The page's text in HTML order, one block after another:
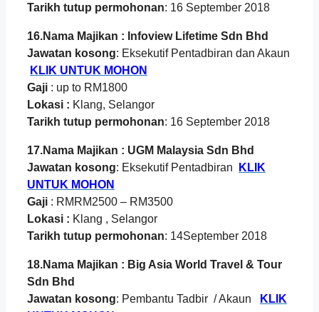
Tarikh tutup permohonan: 16 September 2018
16.Nama Majikan : Infoview Lifetime Sdn Bhd
Jawatan kosong: Eksekutif Pentadbiran dan Akaun
KLIK UNTUK MOHON
Gaji : up to RM1800
Lokasi : Klang, Selangor
Tarikh tutup permohonan: 16 September 2018
17.Nama Majikan : UGM Malaysia Sdn Bhd
Jawatan kosong: Eksekutif Pentadbiran
KLIK
UNTUK MOHON
Gaji : RMRM2500 – RM3500
Lokasi : Klang , Selangor
Tarikh tutup permohonan: 14September 2018
18.Nama Majikan : Big Asia World Travel & Tour
Sdn Bhd
Jawatan kosong: Pembantu Tadbir / Akaun
KLIK